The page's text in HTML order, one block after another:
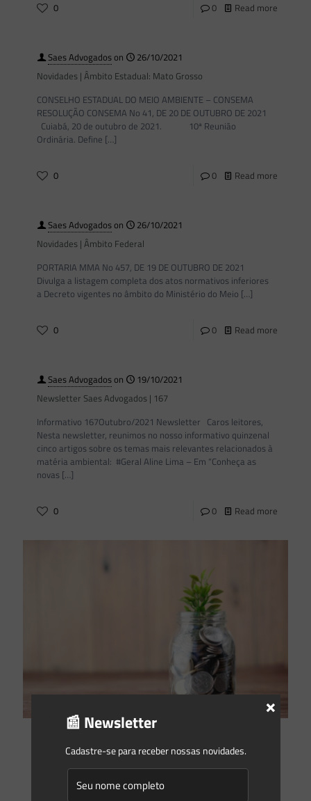
0 0 Read more
Saes Advogadoson
26/10/2021
Novidades | Âmbito Estadual: Mato Grosso
CONSELHO ESTADUAL DO MEIO AMBIENTE – CONSEMA
RESOLUÇÃO CONSEMA No 41, DE 20 DE OUTUBRO DE 2021
Cuiabá, 20 de outubro de 2021. 10ª Reunião
Ordinária. Define […]
0 0 Read more
Saes Advogadoson
26/10/2021
Novidades | Âmbito Federal
PORTARIA MMA No 457, DE 19 DE OUTUBRO DE 2021
Divulga a listagem completa dos atos normativos inferiores
a Decreto vigentes no âmbito do Ministério do Meio […]
0 0 Read more
Saes Advogadoson
19/10/2021
Newsletter Saes Advogados | 167
Informativo 167Outubro/2021 Newsletter Caros leitores,
Nesta newsletter, reunimos no nosso informativo quinzenal
cinco artigos sobre os temas mais relevantes relacionados à
matéria ambiental: #Geral Aline Lima – Em “Conheça as
novas […]
0 0 Read more
Renda sustentável: conheça a CPR Verde
Conceitos como “economia verde” e “sustentabilidade
corporativa” estão em alta. A preocupação com o meio
📰 Newsletter
Cadastre-se para receber nossas novidades.
×